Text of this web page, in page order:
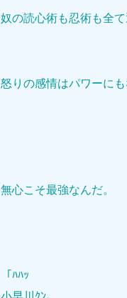
奴の読心術も忍術も全て
怒りの感情はパワーにも
無心こそ最強なんだ。
「ﾊﾊｯ